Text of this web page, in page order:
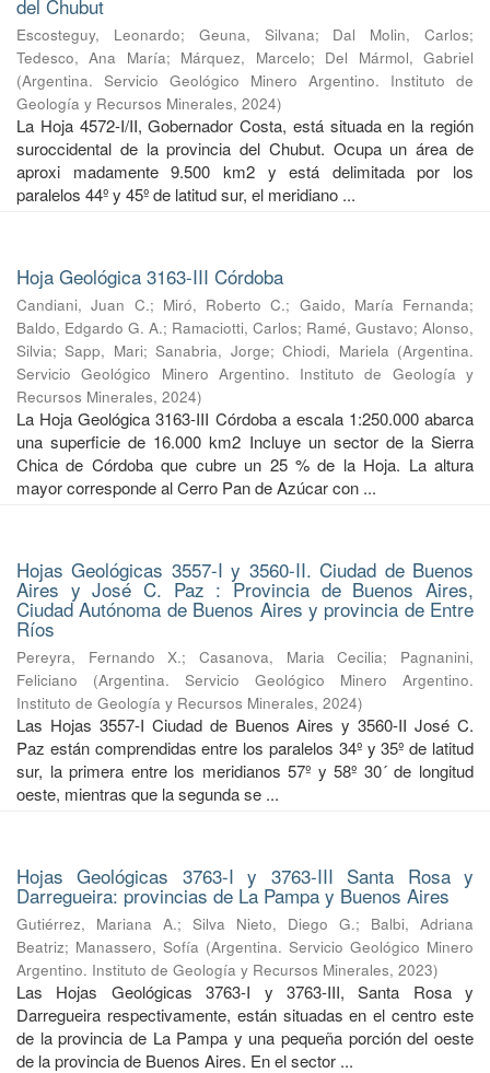
del Chubut
Escosteguy, Leonardo; Geuna, Silvana; Dal Molin, Carlos;
Tedesco, Ana María; Márquez, Marcelo; Del Mármol, Gabriel
(Argentina. Servicio Geológico Minero Argentino. Instituto de
Geología y Recursos Minerales, 2024)
La Hoja 4572-I/II, Gobernador Costa, está situada en la región
suroccidental de la provincia del Chubut. Ocupa un área de
aproxi madamente 9.500 km2 y está delimitada por los
paralelos 44º y 45º de latitud sur, el meridiano ...
Hoja Geológica 3163-III Córdoba
Candiani, Juan C.; Miró, Roberto C.; Gaido, María Fernanda;
Baldo, Edgardo G. A.; Ramaciotti, Carlos; Ramé, Gustavo; Alonso,
Silvia;Sapp, Mari;Sanabria, Jorge;Chiodi, Mariela (Argentina.
Servicio Geológico Minero Argentino. Instituto de Geología y
Recursos Minerales, 2024)
La Hoja Geológica 3163-III Córdoba a escala 1:250.000 abarca
una superficie de 16.000 km2 Incluye un sector de la Sierra
Chica de Córdoba que cubre un 25 % de la Hoja. La altura
mayor corresponde al Cerro Pan de Azúcar con ...
Hojas Geológicas 3557-I y 3560-II. Ciudad de Buenos
Aires y José C. Paz : Provincia de Buenos Aires,
Ciudad Autónoma de Buenos Aires y provincia de Entre
Ríos
Pereyra, Fernando X.;Casanova, Maria Cecilia; Pagnanini,
Feliciano
(Argentina. Servicio Geológico Minero Argentino.
Instituto de Geología y Recursos Minerales, 2024)
Las Hojas 3557-I Ciudad de Buenos Aires y 3560-II José C.
Paz están comprendidas entre los paralelos 34º y 35º de latitud
sur, la primera entre los meridianos 57º y 58º 30´ de longitud
oeste, mientras que la segunda se ...
Hojas Geológicas 3763-I y 3763-III Santa Rosa y
Darregueira: provincias de La Pampa y Buenos Aires
Gutiérrez, Mariana A.; Silva Nieto, Diego G.; Balbi, Adriana
Beatriz; Manassero, Sofía (Argentina. Servicio Geológico Minero
Argentino. Instituto de Geología y Recursos Minerales, 2023)
Las Hojas Geológicas 3763-I y 3763-III, Santa Rosa y
Darregueira respectivamente, están situadas en el centro este
de la provincia de La Pampa y una pequeña porción del oeste
de la provincia de Buenos Aires. En el sector ...